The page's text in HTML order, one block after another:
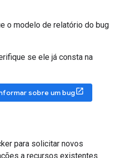
o modelo de relatório do bug
se ele já consta na
sobre um bug
para solicitar novos
a recursos existentes.